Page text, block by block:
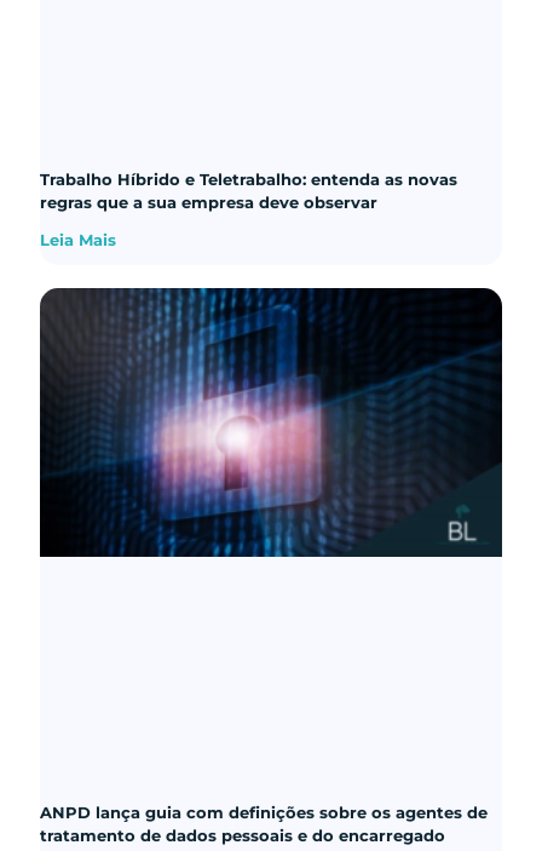
Trabalho Híbrido e Teletrabalho: entenda as novas
regras que a sua empresa deve observar
Leia Mais
ANPD lança guia com definições sobre os agentes de
tratamento de dados pessoais e do encarregado